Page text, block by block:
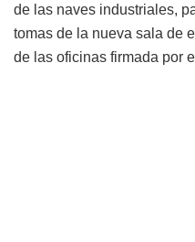
de las naves industriales,
tomas de la nueva sala de
de las oficinas firmada por